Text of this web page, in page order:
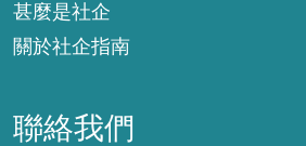
甚麼是社企
關於社企指南
聯絡我們